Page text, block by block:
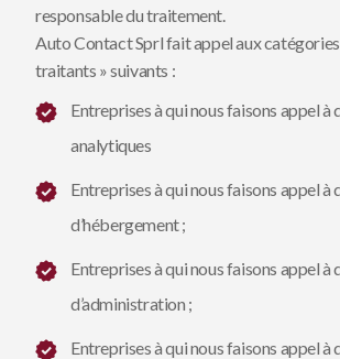
responsable du traitement.
Auto Contact Sprl fait appel aux catégories
traitants » suivants :
Entreprises à qui nous faisons appel à
analytiques
Entreprises à qui nous faisons appel à
d’hébergement ;
Entreprises à qui nous faisons appel à
d’administration ;
Entreprises à qui nous faisons appel à